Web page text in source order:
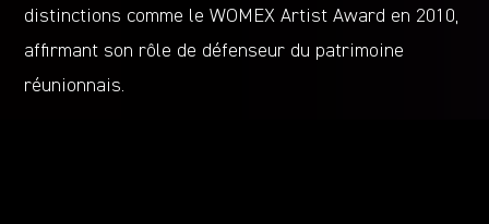
distinctions comme le WOMEX Artist Award en 2010,
affirmant son rôle de défenseur du patrimoine
réunionnais.